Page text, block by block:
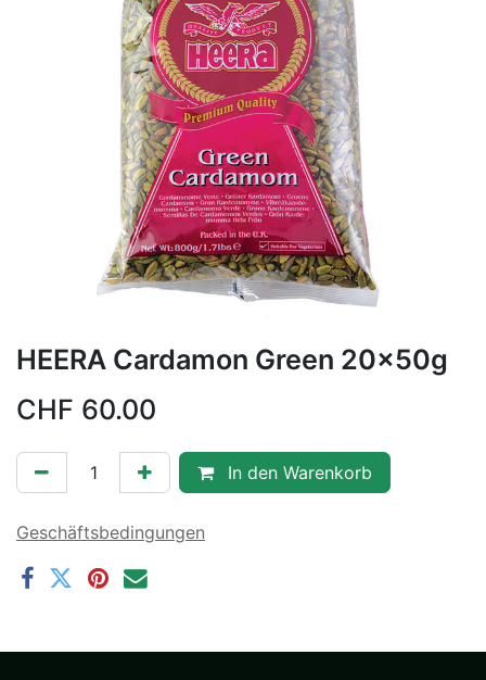
HEERA Cardamon Green 20x50g
CHF 60.00
In den Warenkorb
Geschäftsbedingungen